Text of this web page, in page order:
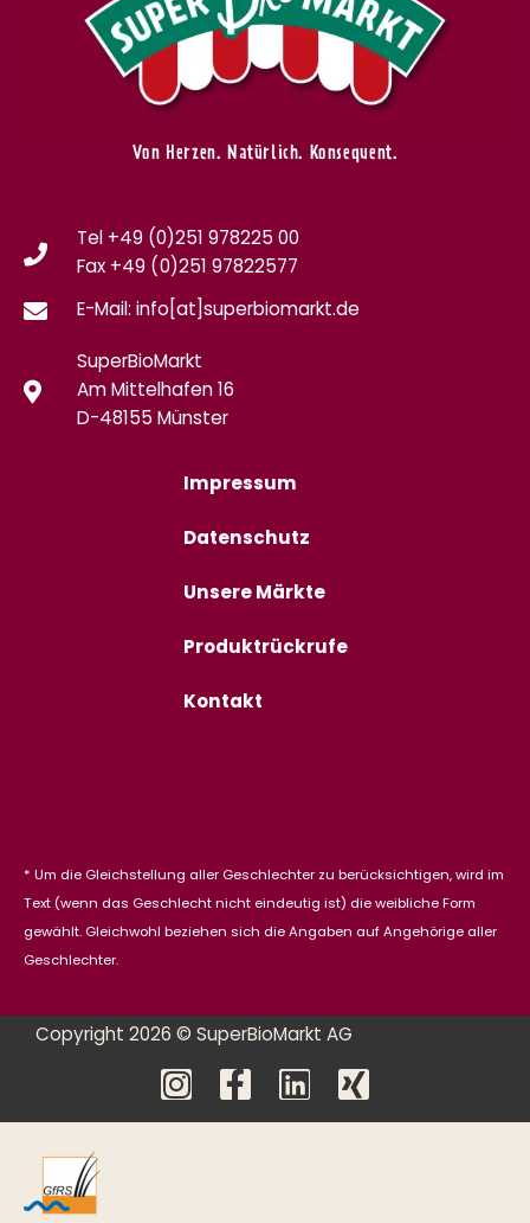
Von Herzen. Natürlich. Konsequent.
Tel +49 (0)251 978225 00
Fax +49 (0)251 97822577
E-Mail: info[at]superbiomarkt.de
SuperBioMarkt
Am Mittelhafen 16
D-48155 Münster
Impressum
Datenschutz
Unsere Märkte
Produktrückrufe
Kontakt
* Um die Gleichstellung aller Geschlechter zu berücksichtigen, wird im
Text (wenn das Geschlecht nicht eindeutig ist) die weibliche Form
gewählt. Gleichwohl beziehen sich die Angaben auf Angehörige aller
Geschlechter.
Copyright 2026 © SuperBioMarkt AG